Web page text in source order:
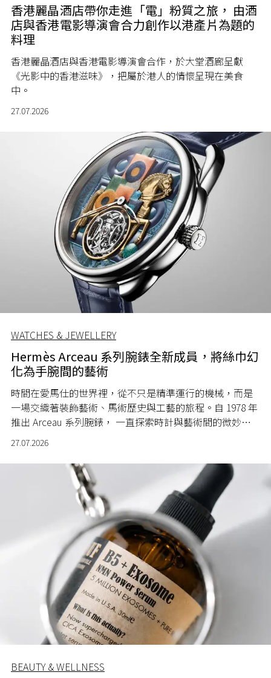
香港麗晶酒店帶你走進「電」粉質之旅， 由酒
店與香港電影導演會合力創作以港產片為題的
料理
香港麗晶酒店與香港電影導演會合作，於大堂酒廊呈獻
《光影中的香港滋味》，把屬於港人的情懷呈現在美食
中。
27.07.2026
WATCHES & JEWELLERY
Hermès Arceau 系列腕錶全新成員，將絲巾幻
化為手腕間的藝術
時間在愛馬仕的世界裡，從不只是精準運行的機械，而是
一場交織著裝飾藝術、馬術歷史與工藝的旅程。自 1978 年
推出 Arceau 系列腕錶， 一直探索時計與藝術間的微妙關
27.07.2026
BEAUTY & WELLNESS